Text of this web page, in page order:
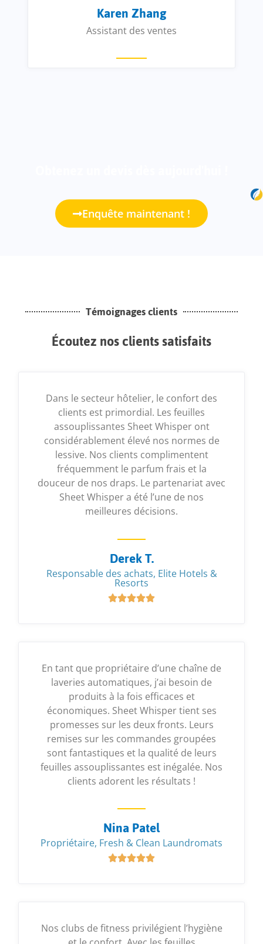
Karen Zhang
Assistant des ventes
Enquête maintenant !
Témoignages clients
Écoutez nos clients satisfaits
Dans le secteur hôtelier, le confort des
clients est primordial. Les feuilles
assouplissantes Sheet Whisper ont
considérablement élevé nos normes de
lessive. Nos clients complimentent
fréquemment le parfum frais et la
douceur de nos draps. Le partenariat avec
Sheet Whisper a été l’une de nos
meilleures décisions.
Derek T.
Responsable des achats, Elite Hotels &
Resorts

En tant que propriétaire d’une chaîne de
laveries automatiques, j’ai besoin de
produits à la fois efficaces et
économiques. Sheet Whisper tient ses
promesses sur les deux fronts. Leurs
remises sur les commandes groupées
sont fantastiques et la qualité de leurs
feuilles assouplissantes est inégalée. Nos
clients adorent les résultats !
Nina Patel
Propriétaire, Fresh & Clean Laundromats

Nos clubs de fitness privilégient l’hygiène